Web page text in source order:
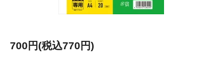
700円(税込770円)